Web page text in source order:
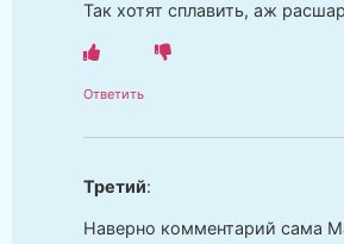
Так хотят сплавить, аж
Ответить
Третий:
Наверно комментарий сама